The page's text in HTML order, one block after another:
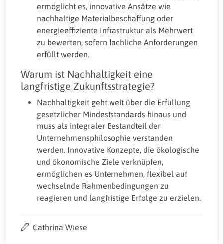
ermöglicht es, innovative Ansätze wie
nachhaltige Materialbeschaffung oder
energieeffiziente Infrastruktur als Mehrwert
zu bewerten, sofern fachliche Anforderungen
erfüllt werden.
Warum ist Nachhaltigkeit eine
langfristige Zukunftsstrategie?
Nachhaltigkeit geht weit über die Erfüllung
gesetzlicher Mindeststandards hinaus und
muss als integraler Bestandteil der
Unternehmensphilosophie verstanden
werden. Innovative Konzepte, die ökologische
und ökonomische Ziele verknüpfen,
ermöglichen es Unternehmen, flexibel auf
wechselnde Rahmenbedingungen zu
reagieren und langfristige Erfolge zu erzielen.
Cathrina Wiese